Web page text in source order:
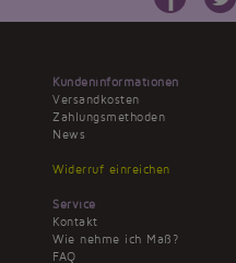
Kundeninformationen
Versandkosten
Zahlungsmethoden
News
Widerruf einreichen
Service
Kontakt
Wie nehme ich Maß?
FAQ